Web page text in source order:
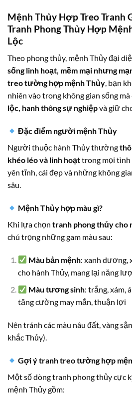
Mệnh Thủy Hợp Treo Tranh
Tranh Phong Thủy Hợp
Lộc
Theo phong thủy, mệnh Thủy đại
sống linh hoạt, mềm mại nhưng
treo tường hợp mệnh Thủy, bạn
nhiên vào trong không gian sống mà
lộc, hanh thông sự nghiệpvà giữ
Đặc điểm người mệnh Thủy
Người thuộc hành Thủy thường
khéo léo và linh hoạttrong mọi tình
yên tĩnh, cái đẹp và những không
sâu.
Mệnh Thủy hợp màu gì?
Khi lựa chọn tranh phong thủy cho
chú trọng những gam màu sau:
Màu bản mệnh: xanh dương,
cho hành Thủy, mang lại năng
Màu tương sinh: trắng, xám,
tăng cường may mắn, thuận lợi
Nên tránh các màu nâu đất, vàng
khắc Thủy).
Gợi ý tranh treo tường hợp
Một số dòng tranh phong thủy cực
mệnh Thủy gồm: